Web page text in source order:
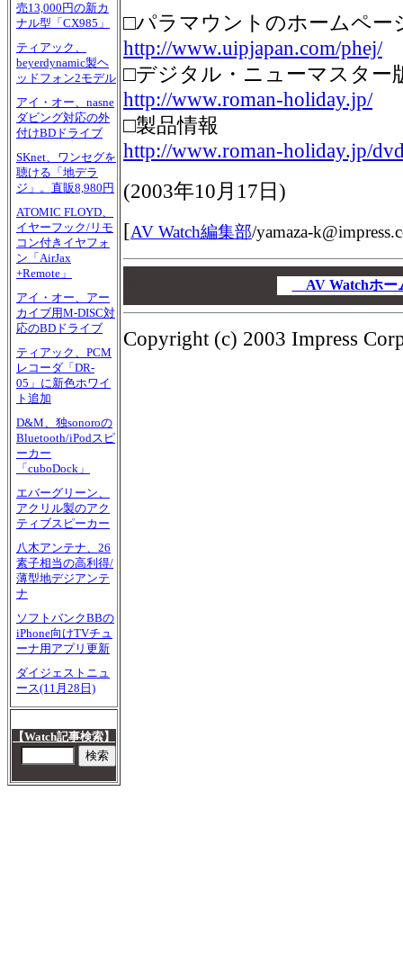
売13,000円の新カ
ナル型「CX985」
ティアック、
beyerdynamic製ヘ
ッドフォン2モデル
アイ・オー、nasne
ダビング対応の外
付けBDドライブ
SKnet、ワンセグを
聴ける「地デラ
ジ」。直販8,980円
ATOMIC FLOYD、
イヤーフック/リモ
コン付きイヤフォ
ン「AirJax
+Remote」
アイ・オー、アー
カイブ用M-DISC対
応のBDドライブ
ティアック、PCM
レコーダ「DR-
05」に新色ホワイ
ト追加
D&M、独sonoroの
Bluetooth/iPodスピ
ーカー
「cuboDock」
エバーグリーン、
アクリル製のアク
ティブスピーカー
八木アンテナ、26
素子相当の高利得/
薄型地デジアンテ
ナ
ソフトバンクBBの
iPhone向けTVチュ
ーナ用アプリ更新
ダイジェストニュ
ース(11月28日)
【Watch記事検索】
□パラマウントのホームペー
http://www.uipjapan.com/phej/
□デジタル・ニューマスター
http://www.roman-holiday.jp/
□製品情報
http://www.roman-holiday.jp/
(2003年10月17日 )
[AV Watch編集部/yamaza-
AV Watchホ
Copyright (c) 2003 Impress